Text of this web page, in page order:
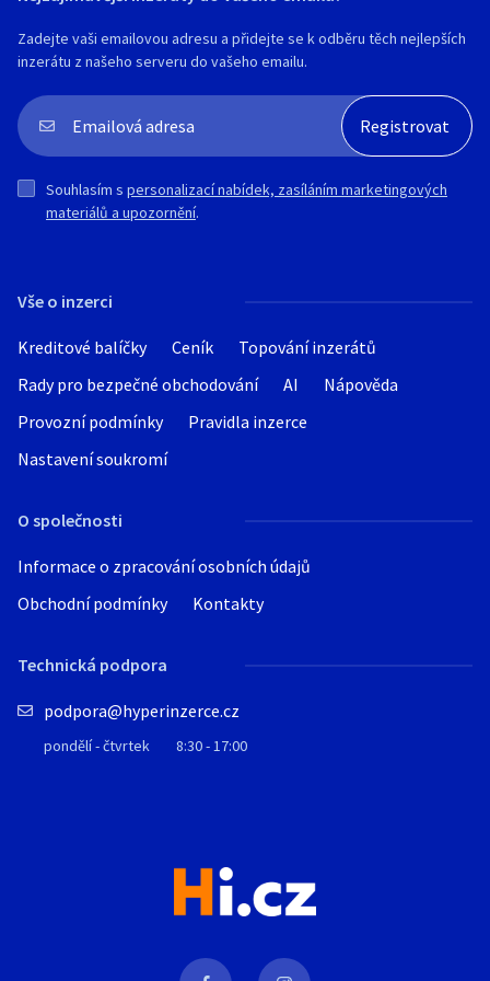
hustilka a možno i zánovní tretry Shimano
Vel.10 (EU 45) a cyklistickou přilbu
málo jeté, nyní již2.roky nevyužité, je
připraveno na sezónu a visí na zdi přímo
v bytě.
Nyní cena včetně doplňků za 52000,-Kč
Vše o inzerci
Kreditové balíčky Ceník
Topování inzerátů
Rady pro bezpečné obchodování
AI
Nápověda
Provozní podmínky
Pravidla inzerce
Nastavení soukromí
O společnosti
Informace o zpracování osobních údajů
Obchodní podmínky
Kontakty
Technická podpora
podpora@hyperinzerce.cz
pondělí - čtvrtek 8:30 - 17:00
Zadejte vaši emailovou adresu a přidejte se k odběru těch nejlepších
inzerátu z našeho serveru do vašeho emailu.
Souhlasím s personalizací nabídek, zasíláním marketingových
materiálů a upozornění.